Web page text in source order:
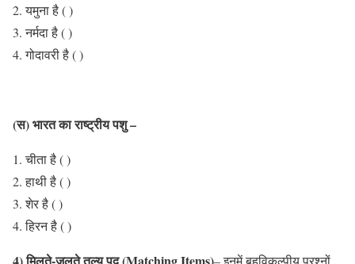
यमुना है ( )
नर्मदा है ( )
गोदावरी है ( )
(स) भारत का राष्ट्रीय पशु –
चीता है ( )
हाथी है ( )
शेर है ( )
हिरन है ( )
4) मिलते-जुलते तुल्य पद (Matching Items)– इनमें बहुविकल्पीय प्रश्नों